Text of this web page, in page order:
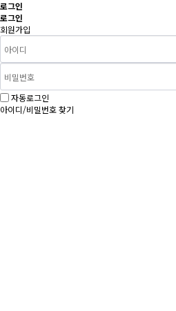
로그인
로그인
회원가입
자동로그인
아이디/비밀번호 찾기